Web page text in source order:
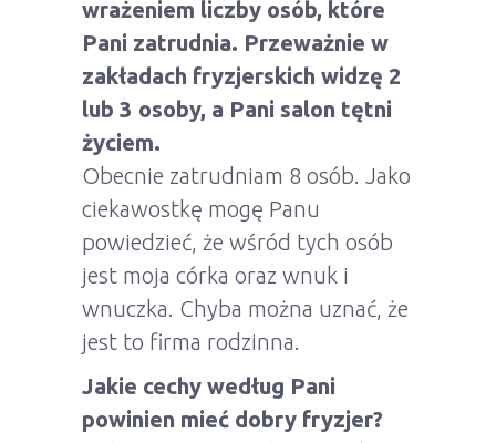
wrażeniem liczby osób, które
Pani zatrudnia. Przeważnie w
zakładach fryzjerskich widzę 2
lub 3 osoby, a Pani salon tętni
życiem.
Obecnie zatrudniam 8 osób. Jako
ciekawostkę mogę Panu
powiedzieć, że wśród tych osób
jest moja córka oraz wnuk i
wnuczka. Chyba można uznać, że
jest to firma rodzinna.
Jakie cechy według Pani
powinien mieć dobry fryzjer?